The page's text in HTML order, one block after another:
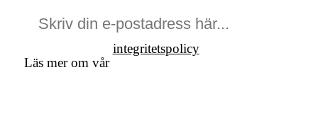
Läs mer om vår
integritetspolicy